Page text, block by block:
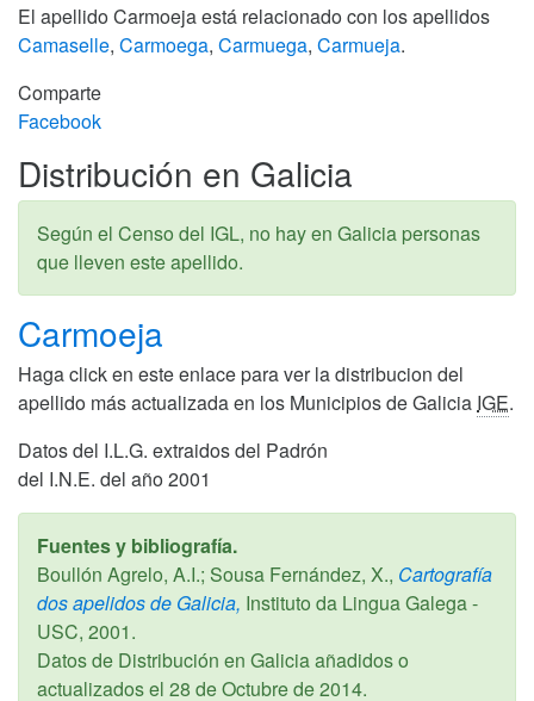
El apellido Carmoeja está relacionado con los apellidos
Camaselle, Carmoega, Carmuega, Carmueja.
Comparte
Facebook
Distribución en Galicia
Según el Censo del IGL, no hay en Galicia personas
que lleven este apellido.
Carmoeja
Haga click en este enlace para ver la distribucion del
apellido más actualizada en los Municipios de Galicia IGE.
Datos del I.L.G. extraidos del Padrón
del I.N.E. del año 2001
Fuentes y bibliografía.
Boullón Agrelo, A.I.; Sousa Fernández, X., Cartografía
dos apelidos de Galicia, Instituto da Lingua Galega -
USC, 2001.
Datos de Distribución en Galicia añadidos o
actualizados el 28 de Octubre de 2014.